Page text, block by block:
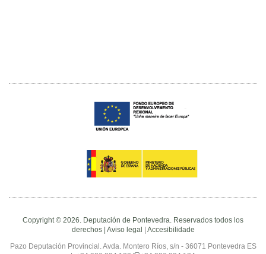
Copyright © 2026. Deputación de Pontevedra. Reservados todos los
derechos | Aviso legal Accesibilidade
Pazo Deputación Provincial. Avda. Montero Ríos, s/n - 36071 Pontevedra ES